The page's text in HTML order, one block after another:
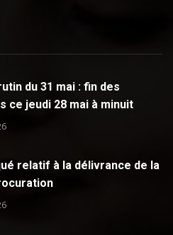
du 31 mai : fin des
ce jeudi 28 mai à minuit
relatif à la délivrance de la